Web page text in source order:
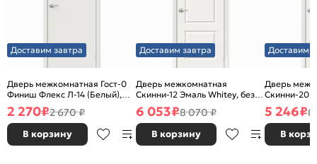
Доставим завтра
Дверь межкомнатная Гост-0
Финиш Флекс Л-14 (Белый),
глухая, каркасно-щитовая
2 270₽2 670 ₽
В корзину
Доставим завтра
Дверь межкомнатная
Скинни-12 Эмаль Whitey, без
декора, глухая, без стекла,
без кромки, скиновая
6 053₽8 070 ₽
В корзину
Доставим
Дверь
Скинни-20
декора,
без кромки,
5 246₽8
В